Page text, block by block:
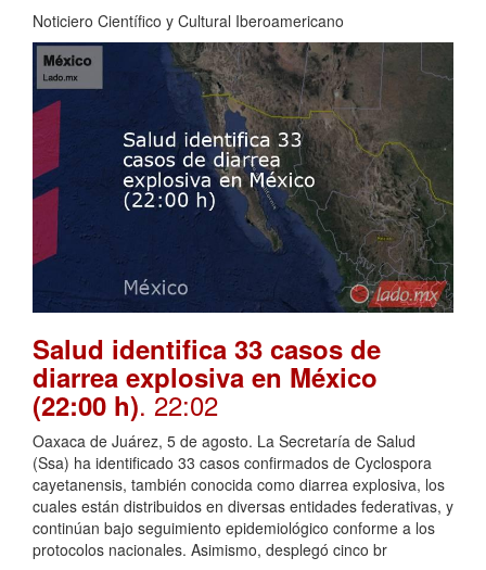
Noticiero Científico y Cultural Iberoamericano
Salud identifica 33 casos de
diarrea explosiva en México
(22:00 h). 22:02
Oaxaca de Juárez, 5 de agosto. La Secretaría de Salud
(Ssa) ha identificado 33 casos confirmados de Cyclospora
cayetanensis, también conocida como diarrea explosiva, los
cuales están distribuidos en diversas entidades federativas, y
continúan bajo seguimiento epidemiológico conforme a los
protocolos nacionales. Asimismo, desplegó cinco br